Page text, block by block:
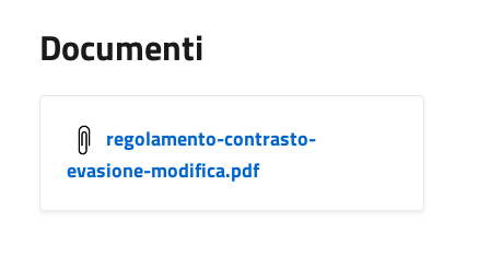
Documenti
regolamento-contrasto-
evasione-modifica.pdf